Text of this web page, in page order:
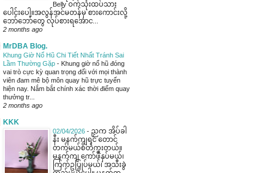
Belly ဝက်သုံးထပ်သား
ပေါင်းပေါ့။အလွန်အင်မတန်မှ စားကောင်းလို့
ဘော်ဘော်တွေ လုပ်စားရအောင...
2 months ago
MrDBA Blog.
Khung Giờ Nổ Hũ Chi Tiết Nhất Tránh Sai
Lầm Thường Gặp - Khung giờ nổ hũ đóng
vai trò cực kỳ quan trọng đối với mọi thành
viên đam mê bộ môn quay hũ trực tuyến
hiện nay. Nắm bắt chính xác thời điểm quay
thưởng tr...
2 months ago
KKK
02/04/2026 - ညက အိပ်ခါ
နီး မနက်ကျရင် တောင်
တက်မယ်စိတ်ကူးတယ်။
မနက်ကျ ကော်ဖီနှပ်မယ်၊
ကြက်ဥပြုပ်မယ်၊ အသီးခွဲ